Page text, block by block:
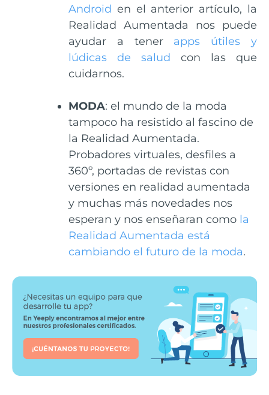
Android en el anterior artículo, la
Realidad Aumentada nos puede
ayudar a tener apps útiles y
lúdicas de salud con las que
cuidarnos.
MODA: el mundo de la moda
tampoco ha resistido al fascino de
la Realidad Aumentada.
Probadores virtuales, desfiles a
360º, portadas de revistas con
versiones en realidad aumentada
y muchas más novedades nos
esperan y nos enseñaran como la
Realidad Aumentada está
cambiando el futuro de la moda.